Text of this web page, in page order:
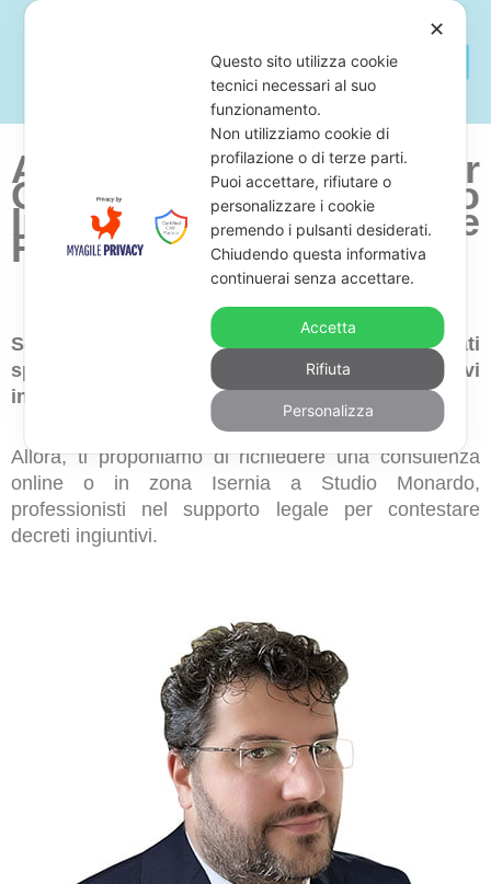
Avvocato Per
Opposizione a Decreto
Ingiuntivo Isernia e
Ricorso
Sei alla ricerca di uno studio legale di avvocati
specializzati in annullamento di decreti ingiuntivi
in zona Isernia?
Allora, ti proponiamo di richiedere una consulenza
online o in zona Isernia a Studio Monardo,
professionisti nel supporto legale per contestare
decreti ingiuntivi.
✕
Questo sito utilizza cookie
tecnici necessari al suo
funzionamento.
Non utilizziamo cookie di
profilazione o di terze parti.
Puoi accettare, rifiutare o
personalizzare i cookie
premendo i pulsanti desiderati.
Chiudendo questa informativa
continuerai senza accettare.
Accetta
Rifiuta
Personalizza